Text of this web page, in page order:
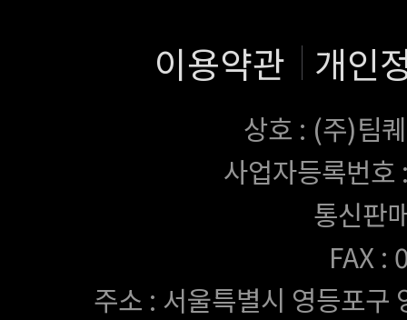
이용약관 개인
상호 : (주)팀
사업자등록번
통신판
FAX
주소 : 서울특별시 영등포